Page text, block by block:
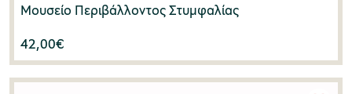
Μουσείο Περιβάλλοντος Στυμφαλίας
42,00€